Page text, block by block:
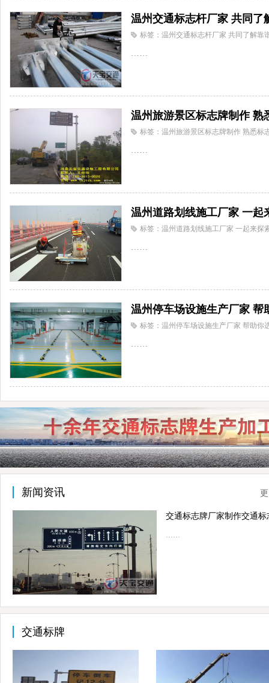
温州交通标志杆厂家 共同了
标签：温州交通标志杆厂家 共同了解靠
……
温州旅游景区标志牌制作 熟
标签：温州旅游景区标志牌制作 熟悉标
……
温州道路划线施工厂家 一起
标签：温州道路划线施工厂家 一起来探
……
温州停车场设施生产厂家 帮
标签：温州停车场设施生产厂家 帮助你
……
新闻资讯
……
交通标牌